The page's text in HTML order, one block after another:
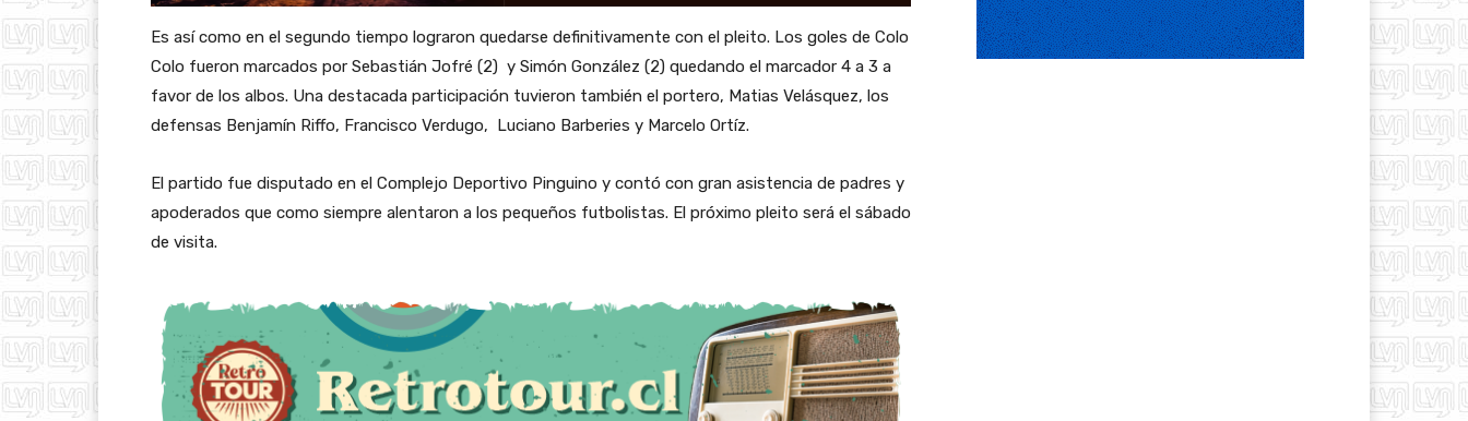
Es así como en el segundo tiempo lograron quedarse definitivamente con el pleito. Los goles de Colo
Colo fueron marcados por Sebastián Jofré (2) y Simón González (2) quedando el marcador 4 a 3 a
favor de los albos. Una destacada participación tuvieron también el portero, Matias Velásquez, los
defensas Benjamín Riffo, Francisco Verdugo, Luciano Barberies y Marcelo Ortíz.
El partido fue disputado en el Complejo Deportivo Pinguino y contó con gran asistencia de padres y
apoderados que como siempre alentaron a los pequeños futbolistas. El próximo pleito será el sábado
de visita.